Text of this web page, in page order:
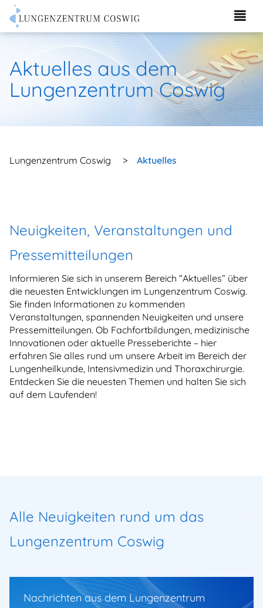
Aktuelles aus dem
Lungenzentrum Coswig
Lungenzentrum Coswig > Aktuelles
Neuigkeiten, Veranstaltungen und
Pressemitteilungen
Informieren Sie sich in unserem Bereich “Aktuelles” über
die neuesten Entwicklungen im Lungenzentrum Coswig.
Sie finden Informationen zu kommenden
Veranstaltungen, spannenden Neuigkeiten und unsere
Pressemitteilungen. Ob Fachfortbildungen, medizinische
Innovationen oder aktuelle Presseberichte – hier
erfahren Sie alles rund um unsere Arbeit im Bereich der
Lungenheilkunde, Intensivmedizin und Thoraxchirurgie.
Entdecken Sie die neuesten Themen und halten Sie sich
auf dem Laufenden!
Alle Neuigkeiten rund um das
Lungenzentrum Coswig
Nachrichten aus dem Lungenzentrum